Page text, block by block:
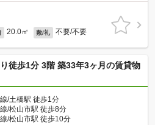
20.0㎡ 敷/礼 不要/不要
徒歩1分 3階 築33年3ヶ月の賃貸物
/土橋駅 徒歩1分
/松山市駅 徒歩8分
/松山市駅 徒歩10分